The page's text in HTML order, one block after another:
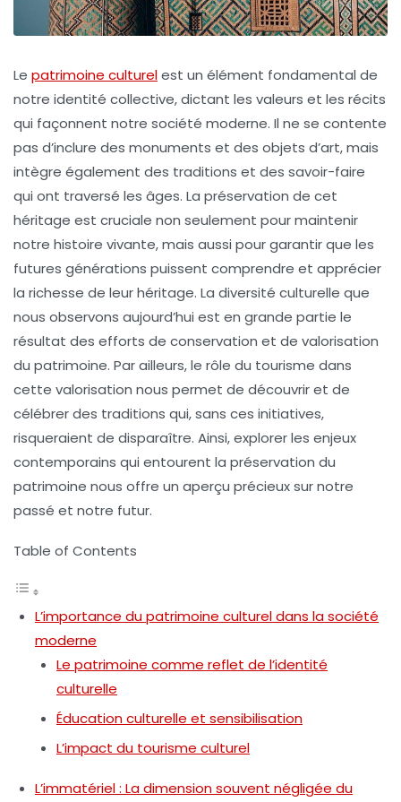
Le patrimoine culturelest un élément fondamental de
notre identité collective, dictant les valeurs et les récits
qui façonnent notre société moderne. Il ne se contente
pas d’inclure des monuments et des objets d’art, mais
intègre également des traditions et des savoir-faire
qui ont traversé les âges. La préservation de cet
héritage est cruciale non seulement pour maintenir
notre histoire vivante, mais aussi pour garantir que les
futures générations puissent comprendre et apprécier
la richesse de leur héritage. La diversité culturelle que
nous observons aujourd’hui est en grande partie le
résultat des efforts de conservation et de valorisation
du patrimoine. Par ailleurs, le rôle du tourisme dans
cette valorisation nous permet de découvrir et de
célébrer des traditions qui, sans ces initiatives,
risqueraient de disparaître. Ainsi, explorer les enjeux
contemporains qui entourent la préservation du
patrimoine nous offre un aperçu précieux sur notre
passé et notre futur.
Table of Contents
L’importance du patrimoine culturel dans la société
moderne
Le patrimoine comme reflet de l’identité
culturelle
Éducation culturelle et sensibilisation
L’impact du tourisme culturel
L’immatériel : La dimension souvent négligée du